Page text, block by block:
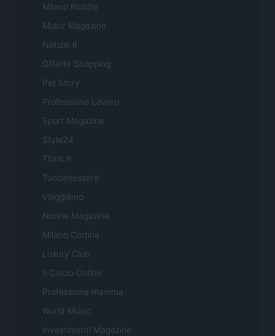
Milano Notizie
Motor Magazine
Notizie.it
Offerte Shopping
Pet Story
Professione Lavoro
Sport Magazine
Style24
Think.it
Tuobenessere
Viaggiamo
Nonne Magazine
Milano Cortina
Luxury Club
Il Calcio Online
Professione mamma
World Music
Investimenti Magazine